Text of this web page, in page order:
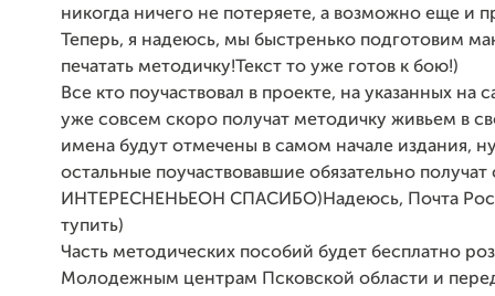
никогда ничего не потеряете, а возможно еще и
Теперь, я надеюсь, мы быстренько подготовим
печатать методичку!Текст то уже готов к бою!)
Все кто поучаствовал в проекте, на указанных на
уже совсем скоро получат методичку живьем в
имена будут отмечены в самом начале издания,
остальные поучаствовавшие обязательно
ИНТЕРЕСНЕНЬЕОН СПАСИБО)Надеюсь, Почта
тупить)
Часть методических пособий будет бесплатно
Молодежным центрам Псковской области и